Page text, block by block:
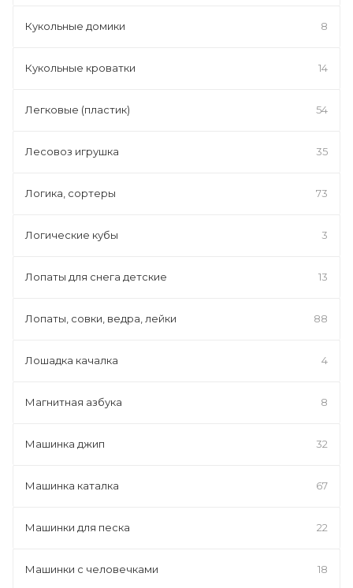
Кукольные домики 8
Кукольные кроватки 14
Легковые (пластик) 54
Лесовоз игрушка 35
Логика, сортеры 73
Логические кубы 3
Лопаты для снега детские 13
Лопаты, совки, ведра, лейки 88
Лошадка качалка 4
Магнитная азбука 8
Машинка джип 32
Машинка каталка 67
Машинки для песка 22
Машинки с человечками 18